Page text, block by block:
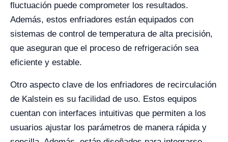
fluctuación puede comprometer los resultados.
Además, estos enfriadores están equipados con
sistemas de control de temperatura de alta precisión,
que aseguran que el proceso de refrigeración sea
eficiente y estable.
Otro aspecto clave de los enfriadores de recirculación
de Kalstein es su facilidad de uso. Estos equipos
cuentan con interfaces intuitivas que permiten a los
usuarios ajustar los parámetros de manera rápida y